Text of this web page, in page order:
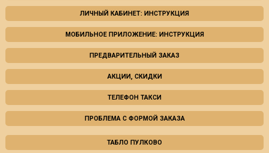
ЛИЧНЫЙ КАБИНЕТ: ИНСТРУКЦИЯ
МОБИЛЬНОЕ ПРИЛОЖЕНИЕ: ИНСТРУКЦИЯ
ПРЕДВАРИТЕЛЬНЫЙ ЗАКАЗ
АКЦИИ, СКИДКИ
ТЕЛЕФОН ТАКСИ
ПРОБЛЕМА С ФОРМОЙ ЗАКАЗА
ТАБЛО ПУЛКОВО